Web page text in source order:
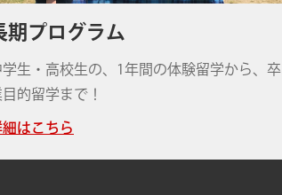
期プログラム
生・高校生の、1年間の体験留学から、卒
的留学まで！
はこちら